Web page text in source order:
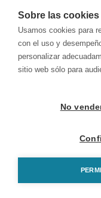
Sobre las
Usamos cookies para
con el uso y
personalizar
sitio web sólo para
No